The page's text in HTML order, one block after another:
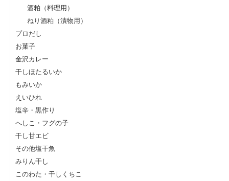
酒粕（料理用）
ねり酒粕（漬物用）
プロだし
お菓子
金沢カレー
干しほたるいか
もみいか
えいひれ
塩辛・黒作り
へしこ・フグの子
干し甘エビ
その他塩干魚
みりん干し
このわた・干しくちこ